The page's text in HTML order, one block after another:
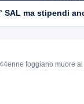
SAL ma stipendi
foggiano muore al